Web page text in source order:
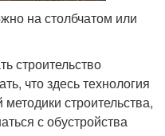
на столбчатом или
строительство
что здесь технология
строительства,
с обустройства